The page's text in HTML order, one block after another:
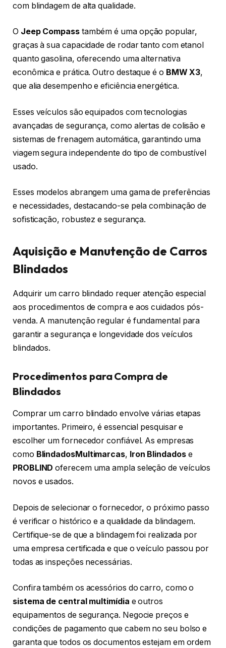
com blindagem de alta qualidade.
O Jeep Compasstambém é uma opção popular,
graças à sua capacidade de rodar tanto com etanol
quanto gasolina, oferecendo uma alternativa
econômica e prática. Outro destaque é o BMW X3,
que alia desempenho e eficiência energética.
Esses veículos são equipados com tecnologias
avançadas de segurança, como alertas de colisão e
sistemas de frenagem automática, garantindo uma
viagem segura independente do tipo de combustível
usado.
Esses modelos abrangem uma gama de preferências
e necessidades, destacando-se pela combinação de
sofisticação, robustez e segurança.
Aquisição e Manutenção de Carros
Blindados
Adquirir um carro blindado requer atenção especial
aos procedimentos de compra e aos cuidados pós-
venda. A manutenção regular é fundamental para
garantir a segurança e longevidade dos veículos
blindados.
Procedimentos para Compra de
Blindados
Comprar um carro blindado envolve várias etapas
importantes. Primeiro, é essencial pesquisar e
escolher um fornecedor confiável. As empresas
como BlindadosMultimarcas, Iron Blindadose
PROBLIND oferecem uma ampla seleção de veículos
novos e usados.
Depois de selecionar o fornecedor, o próximo passo
é verificar o histórico e a qualidade da blindagem.
Certifique-se de que a blindagem foi realizada por
uma empresa certificada e que o veículo passou por
todas as inspeções necessárias.
Confira também os acessórios do carro, como o
sistema de central multimídia e outros
equipamentos de segurança. Negocie preços e
condições de pagamento que cabem no seu bolso e
garanta que todos os documentos estejam em ordem